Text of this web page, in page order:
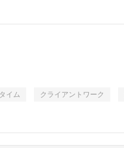
イム クライアントワーク